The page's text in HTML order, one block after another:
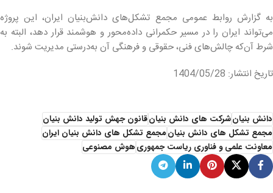
به گزارش روابط عمومی مجمع تشکل‌های دانش‌بنیان ایران، این پروژه
می‌تواند ایران را در مسیر حکمرانی داده‌محور و هوشمند قرار دهد، البته به
شرط آن‌که چالش‌های فنی، حقوقی و فرهنگی آن به‌درستی مدیریت شوند.
تاریخ انتشار: 1404/05/28
دانش بنیانشرکت های دانش بنیانقانون جهش تولید دانش بنیان
مجمع تشکل های دانش بنیانمجمع تشکل های دانش بنیان ایران
معاونت علمی و فناوری ریاست جمهوریهوش مصنوعی